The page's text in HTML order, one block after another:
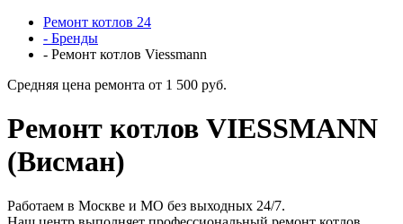
Ремонт котлов 24
- Бренды
- Ремонт котлов Viessmann
Средняя цена ремонта от 1 500 руб.
Ремонт котлов VIESSMANN
(Висман)
Работаем в Москве и МО без выходных 24/7.